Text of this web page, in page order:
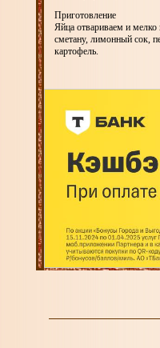
Приготовление
Яйца отвариваем и
сметану, лимонный сок,
картофель.